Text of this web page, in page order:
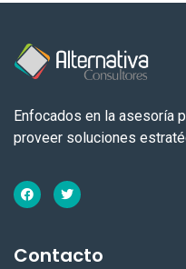
Enfocados en la asesoría
proveer soluciones
Contacto